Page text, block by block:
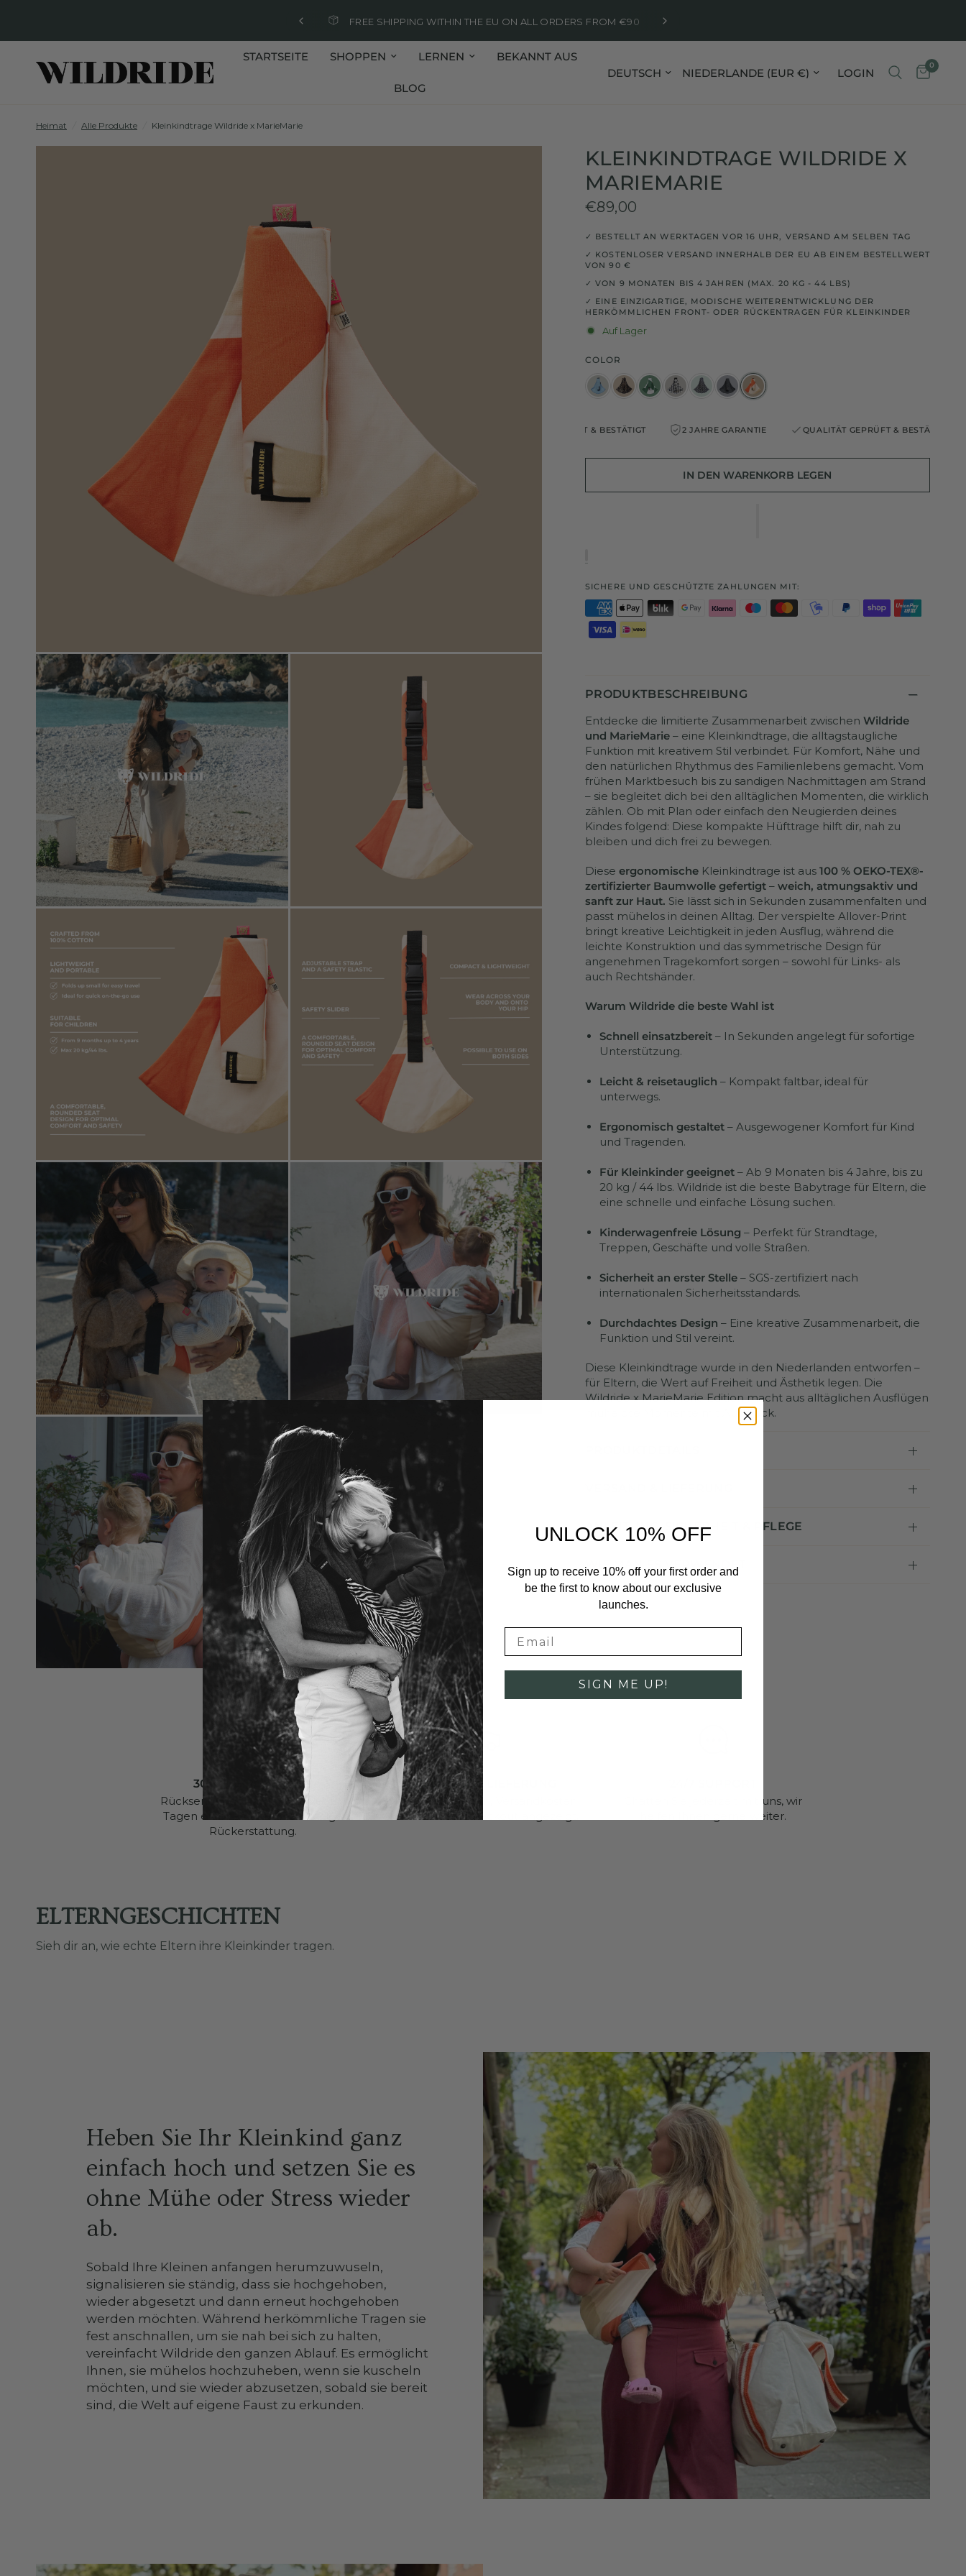
FREE SHIPPING WITHIN THE EU ON ALL ORDERS FROM €90
STARTSEITE SHOPPEN LERNEN BEKANNT AUS
BLOG
Land/Region aktualisierenLand/Region aktualisieren LOGIN
0
Heimat Alle Produkte Kleinkindtrage Wildride x MarieMarie
KLEINKINDTRAGE WILDRIDE X
MARIEMARIE
€89,00
✓ BESTELLT AN WERKTAGEN VOR 16 UHR, VERSAND AM SELBEN TAG
✓ KOSTENLOSER VERSAND INNERHALB DER EU AB EINEM BESTELLWERT
VON 90 €
✓ VON 9 MONATEN BIS 4 JAHREN (MAX. 20 KG - 44 LBS)
✓ EINE EINZIGARTIGE, MODISCHE WEITERENTWICKLUNG DER
HERKÖMMLICHEN FRONT- ODER RÜCKENTRAGEN FÜR KLEINKINDER
Auf Lager
COLOR
2 JAHRE GARANTIE QUALITÄT GEPRÜFT & BESTÄTIGT 2 JAHRE GARANTIE QUALITÄT GEPRÜFT & BESTÄTIGT
IN DEN WARENKORB LEGEN
SICHERE UND GESCHÜTZTE ZAHLUNGEN MIT:
PRODUKTBESCHREIBUNG
Entdecke die limitierte Zusammenarbeit zwischen Wildride
und MarieMarie – eine Kleinkindtrage, die alltagstaugliche
Funktion mit kreativem Stil verbindet. Für Komfort, Nähe und
den natürlichen Rhythmus des Familienlebens gemacht. Vom
frühen Marktbesuch bis zu sandigen Nachmittagen am Strand
– sie begleitet dich bei den alltäglichen Momenten, die wirklich
zählen. Ob mit Plan oder einfach den Neugierden deines
Kindes folgend: Diese kompakte Hüfttrage hilft dir, nah zu
bleiben und dich frei zu bewegen.
Dieseergonomische Kleinkindtrage ist aus100 % OEKO-TEX®-
zertifizierter Baumwolle gefertigt –weich, atmungsaktiv und
sanft zur Haut. Sie lässt sich in Sekunden zusammenfalten und
passt mühelos in deinen Alltag. Der verspielte Allover-Print
bringt kreative Leichtigkeit in jeden Ausflug, während die
leichte Konstruktion und das symmetrische Design für
angenehmen Tragekomfort sorgen – sowohl für Links- als
auch Rechtshänder.
Warum Wildride die beste Wahl ist
Schnell einsatzbereit – In Sekunden angelegt für sofortige
Unterstützung.
Leicht & reisetauglich – Kompakt faltbar, ideal für
unterwegs.
Ergonomisch gestaltet – Ausgewogener Komfort für Kind
und Tragenden.
Für Kleinkinder geeignet – Ab 9 Monaten bis 4 Jahre, bis zu
20 kg / 44 lbs. Wildride ist die beste Babytrage für Eltern, die
eine schnelle und einfache Lösung suchen.
Kinderwagenfreie Lösung – Perfekt für Strandtage,
Treppen, Geschäfte und volle Straßen.
Sicherheit an erster Stelle – SGS-zertifiziert nach
internationalen Sicherheitsstandards.
Durchdachtes Design – Eine kreative Zusammenarbeit, die
Funktion und Stil vereint.
Diese Kleinkindtrage wurde in den Niederlanden entworfen –
für Eltern, die Wert auf Freiheit und Ästhetik legen. Die
Wildride x MarieMarie Edition macht aus alltäglichen Ausflügen
mühelose Momente mit Ausdruck.
ANLEITUNG, SICHERHEIT & PFLEGE
WIE MAN ES VERWENDET
30 TAGE RÜCKGABE
Rücksendungen innerhalb von 30
Tagen erhalten eine vollständige
Rückerstattung.
WELTWEITE LIEFERUNG
Versand überallhin, Versandkosten
werden beim Checkout angezeigt.
Chatten Sie jederzeit mit uns, wir
helfen Ihnen gerne weiter.
ELTERNGESCHICHTEN
Sieh dir an, wie echte Eltern ihre Kleinkinder tragen.
Heben Sie Ihr Kleinkind ganz
einfach hoch und setzen Sie es
ohne Mühe oder Stress wieder
ab.
Sobald Ihre Kleinen anfangen herumzuwuseln,
signalisieren sie ständig, dass sie hochgehoben,
wieder abgesetzt und dann erneut hochgehoben
werden möchten. Während herkömmliche Tragen sie
fest anschnallen, um sie nah bei sich zu halten,
vereinfacht Wildride den ganzen Ablauf. Es ermöglicht
Ihnen, sie mühelos hochzuheben, wenn sie kuscheln
möchten, und sie wieder abzusetzen, sobald sie bereit
sind, die Welt auf eigene Faust zu erkunden.
UNLOCK 10% OFF
Sign up to receive 10% off your first order and
be the first to know about our exclusive
launches.
SIGN ME UP!